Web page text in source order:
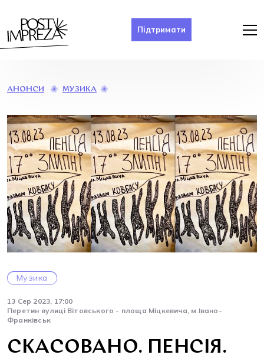
Підтримати
АНОНСИ МУЗИКА
КОВБАСА.
ТРАДИЦІЙНІ
РУХИ
Музика
13 Сер 2023, 17:00
Перетин вулиці Вітовського - площа Міцкевича, м.Івано-
Франківськ
СКАСОВАНО. ПЕНСІЯ.